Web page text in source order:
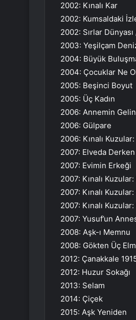
2002: Kınalı Kar
2002: Kumsaldaki
2002: Sırlar Dünyası
2003: Yeşilçam
2004: Büyük
2004: Çocuklar Ne
2005: Beşinci Boyut
2005: Üç Kadın
2006: Annemin
2006: Gülpare
2006: Kınalı
2007: Elveda Derken
2007: Evimin Erkeği
2007: Kınalı
2007: Kınalı
2007: Kınalı
2007: Yusuf’un
2008: Aşk-ı Memnu
2008: Gökten Üç
2012: Çanakkale
2012: Huzur Sokağı
2013: Selam
2014: Çiçek
2015: Aşk Yeniden